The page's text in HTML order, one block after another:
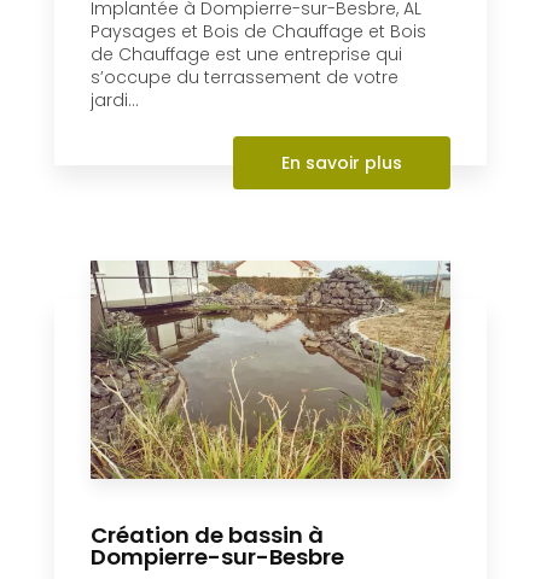
Création de bassin à
Dompierre-sur-Besbre
L’entreprise AL Paysages et Bois de
Chauffage et Bois de Chauffage met tout
son savoir-faire à votre service pour
la création de votre bassin d'orneme...
En savoir plus